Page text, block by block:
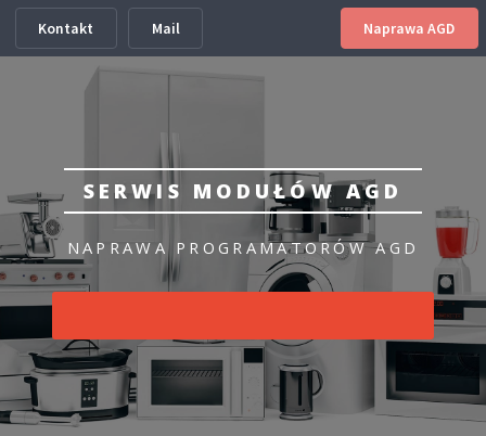
Kontakt Mail Naprawa AGD